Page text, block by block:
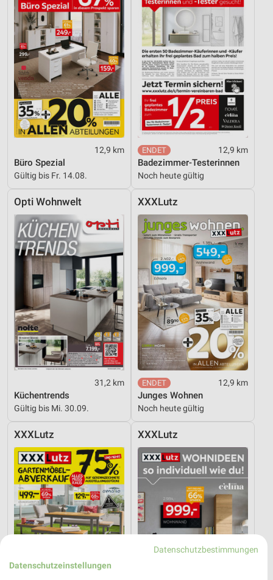
12,9 km
Büro Spezial
Gültig bis Fr. 14.08.
12,9 km
Badezimmer-Testerinnen
Noch heute gültig
Opti Wohnwelt
31,2 km
Küchentrends
Gültig bis Mi. 30.09.
XXXLutz
12,9 km
Junges Wohnen
Noch heute gültig
XXXLutz XXXLutz
Datenschutzbestimmungen
Datenschutzeinstellungen